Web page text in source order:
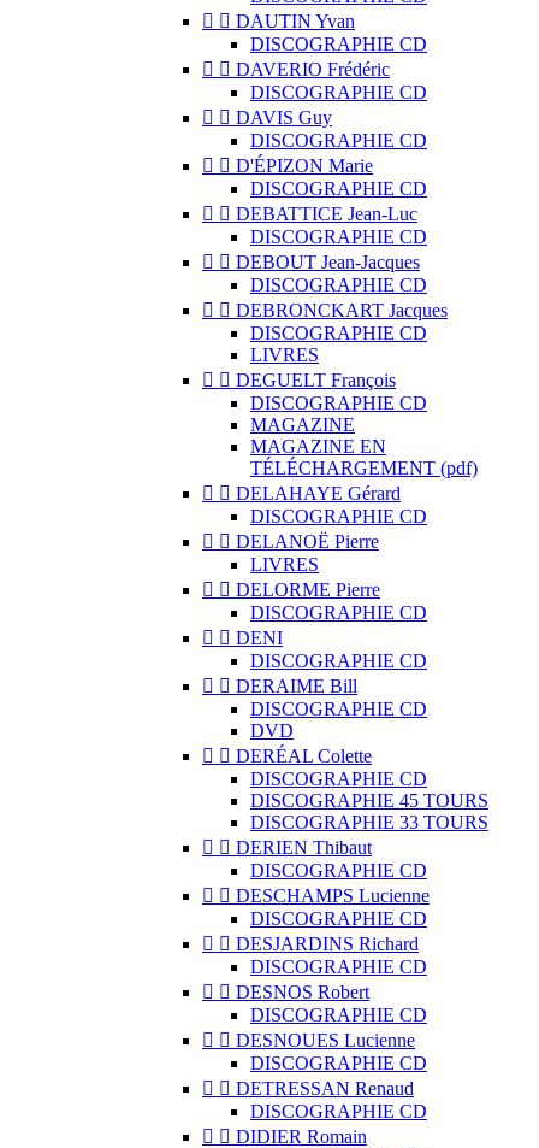
  DAUTIN Yvan
DISCOGRAPHIE CD
  DAVERIO Frédéric
DISCOGRAPHIE CD
  DAVIS Guy
DISCOGRAPHIE CD
  D'ÉPIZON Marie
DISCOGRAPHIE CD
  DEBATTICE Jean-Luc
DISCOGRAPHIE CD
  DEBOUT Jean-Jacques
DISCOGRAPHIE CD
  DEBRONCKART Jacques
DISCOGRAPHIE CD
LIVRES
  DEGUELT François
DISCOGRAPHIE CD
MAGAZINE
MAGAZINE EN
TÉLÉCHARGEMENT (pdf)
  DELAHAYE Gérard
DISCOGRAPHIE CD
  DELANOË Pierre
LIVRES
  DELORME Pierre
DISCOGRAPHIE CD
  DENI
DISCOGRAPHIE CD
  DERAIME Bill
DISCOGRAPHIE CD
DVD
  DERÉAL Colette
DISCOGRAPHIE CD
DISCOGRAPHIE 45 TOURS
DISCOGRAPHIE 33 TOURS
  DERIEN Thibaut
DISCOGRAPHIE CD
  DESCHAMPS Lucienne
DISCOGRAPHIE CD
  DESJARDINS Richard
DISCOGRAPHIE CD
  DESNOS Robert
DISCOGRAPHIE CD
  DESNOUES Lucienne
DISCOGRAPHIE CD
  DETRESSAN Renaud
DISCOGRAPHIE CD
  DIDIER Romain